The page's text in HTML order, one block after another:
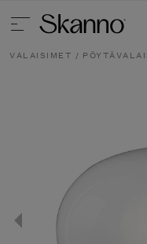
Type 2 or more
VALAISIMET /